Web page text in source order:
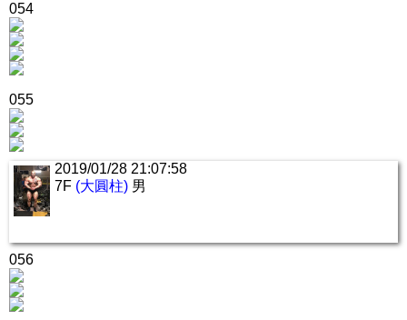
054
055
2019/01/28 21:07:58
7F (大圓柱) 男
056